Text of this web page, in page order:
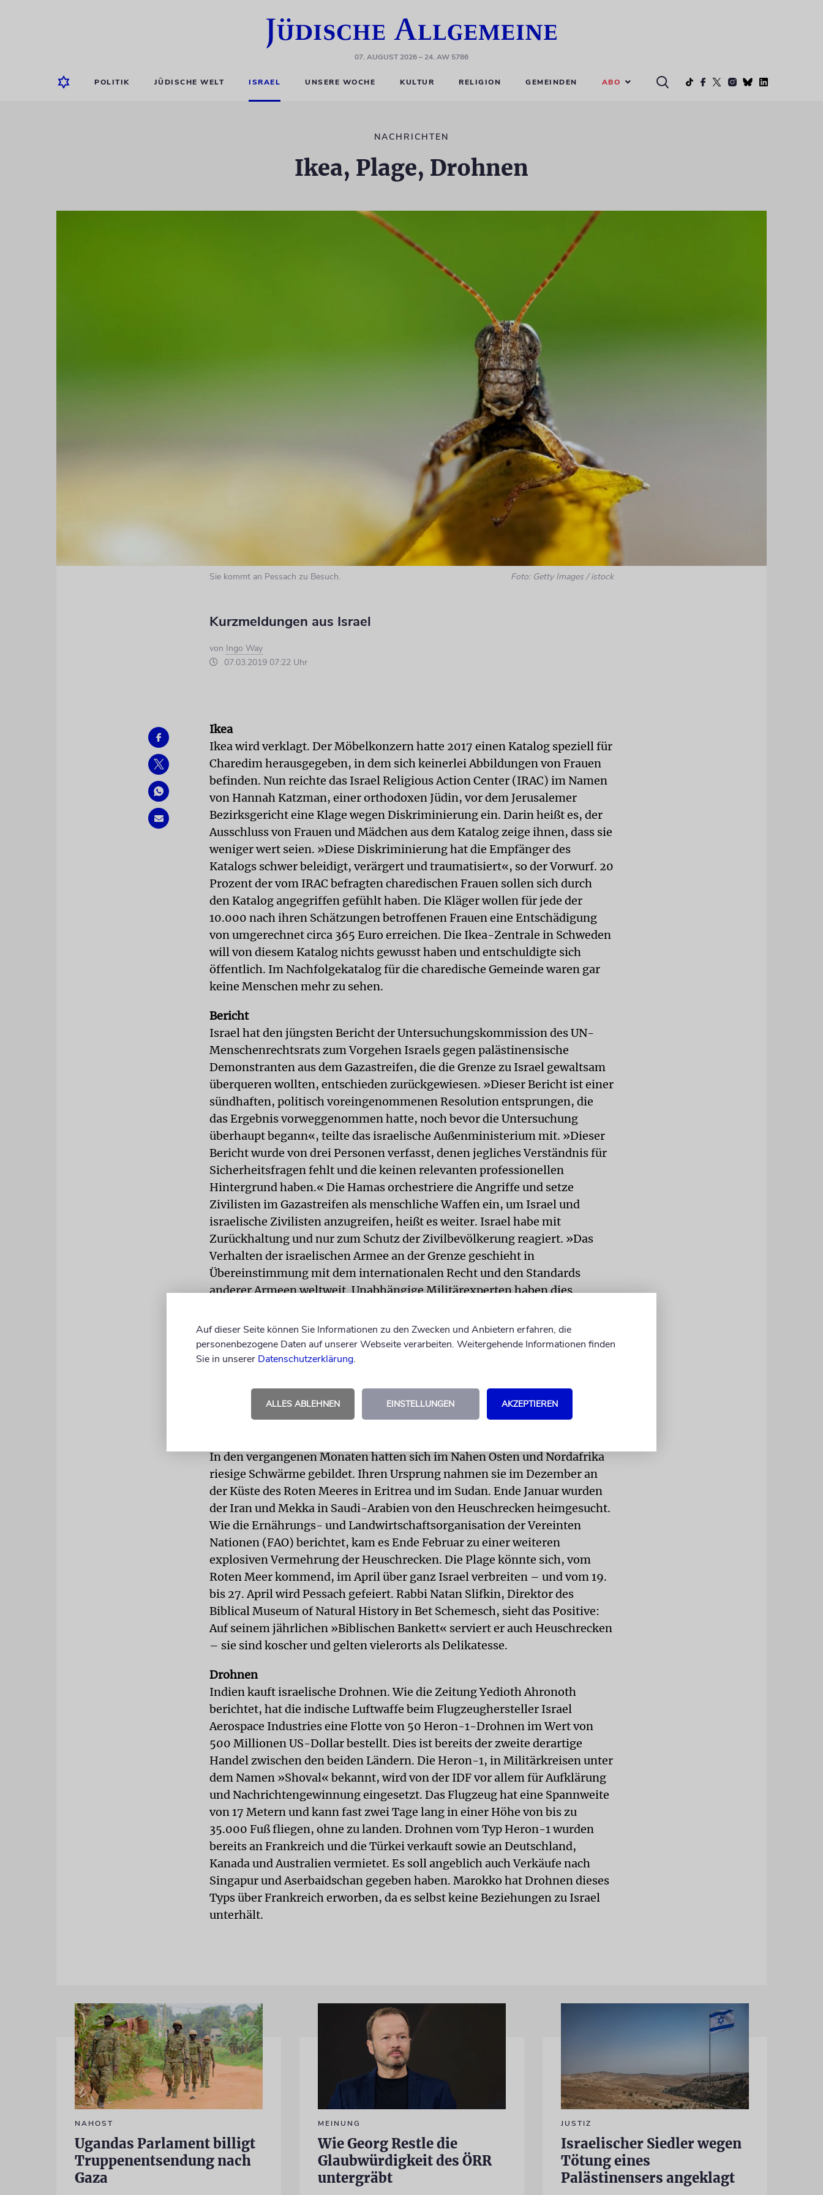
07. AUGUST 2026– 24. AW 5786
POLITIK JÜDISCHE WELT ISRAEL UNSERE WOCHE KULTUR RELIGION GEMEINDEN ABO
NACHRICHTEN
Ikea, Plage, Drohnen
Sie kommt an Pessach zu Besuch. Foto: Getty Images / istock
Kurzmeldungen aus Israel
von Ingo Way
07.03.2019 07:22 Uhr
Ikea
Ikea wird verklagt. Der Möbelkonzern hatte 2017 einen Katalog speziell für
Charedim herausgegeben, in dem sich keinerlei Abbildungen von Frauen
befinden. Nun reichte das Israel Religious Action Center (IRAC) im Namen
von Hannah Katzman, einer orthodoxen Jüdin, vor dem Jerusalemer
Bezirksgericht eine Klage wegen Diskriminierung ein. Darin heißt es, der
Ausschluss von Frauen und Mädchen aus dem Katalog zeige ihnen, dass sie
weniger wert seien. »Diese Diskriminierung hat die Empfänger des
Katalogs schwer beleidigt, verärgert und traumatisiert«, so der Vorwurf. 20
Prozent der vom IRAC befragten charedischen Frauen sollen sich durch
den Katalog angegriffen gefühlt haben. Die Kläger wollen für jede der
10.000 nach ihren Schätzungen betroffenen Frauen eine Entschädigung
von umgerechnet circa 365 Euro erreichen. Die Ikea-Zentrale in Schweden
will von diesem Katalog nichts gewusst haben und entschuldigte sich
öffentlich. Im Nachfolgekatalog für die charedische Gemeinde waren gar
keine Menschen mehr zu sehen.
Bericht
Israel hat den jüngsten Bericht der Untersuchungskommission des UN-
Menschenrechtsrats zum Vorgehen Israels gegen palästinensische
Demonstranten aus dem Gazastreifen, die die Grenze zu Israel gewaltsam
überqueren wollten, entschieden zurückgewiesen. »Dieser Bericht ist einer
sündhaften, politisch voreingenommenen Resolution entsprungen, die
das Ergebnis vorweggenommen hatte, noch bevor die Untersuchung
überhaupt begann«, teilte das israelische Außenministerium mit. »Dieser
Bericht wurde von drei Personen verfasst, denen jegliches Verständnis für
Sicherheitsfragen fehlt und die keinen relevanten professionellen
Hintergrund haben.« Die Hamas orches­triere die Angriffe und setze
Zivilisten im Gazastreifen als menschliche Waffen ein, um Israel und
israelische Zivilisten anzugreifen, heißt es weiter. Israel habe mit
Zurückhaltung und nur zum Schutz der Zivilbevölkerung reagiert. »Das
Verhalten der israelischen Armee an der Grenze geschieht in
Übereinstimmung mit dem internationalen Recht und den Standards
anderer Armeen weltweit. Unabhängige Militärexperten haben dies
juristische Institution.« Israel werde weiterhin seine Bürger vor diesen
Angriffen schützen, »trotz der Auffassung des Menschenrechtsrats, dass
Israel nicht das Recht habe, seine Grenzen zu verteidigen«. Israel ruft alle
ignorieren.
In den vergangenen Monaten hatten sich im Nahen Osten und Nordafrika
riesige Schwärme gebildet. Ihren Ursprung nahmen sie im Dezember an
der Küste des Roten Meeres in Eritrea und im Sudan. Ende Januar wurden
der Iran und Mekka in Saudi-Arabien von den Heuschrecken heimgesucht.
Wie die Ernährungs- und Landwirtschaftsorganisation der Vereinten
Nationen (FAO) berichtet, kam es Ende Februar zu einer weiteren
explosiven Vermehrung der Heuschrecken. Die Plage könnte sich, vom
Roten Meer kommend, im April über ganz Israel verbreiten – und vom 19.
bis 27. April wird Pessach gefeiert. Rabbi Natan Slifkin, Direktor des
Biblical Museum of Natural History in Bet Schemesch, sieht das Positive:
Auf seinem jährlichen »Biblischen Bankett« serviert er auch Heuschrecken
– sie sind koscher und gelten vielerorts als Delikatesse.
Drohnen
Indien kauft israelische Drohnen. Wie die Zeitung Yedioth Ahronoth
berichtet, hat die indische Luftwaffe beim Flugzeughersteller Israel
Aerospace Industries eine Flotte von 50 Heron-1-Drohnen im Wert von
500 Millionen US-Dollar bestellt. Dies ist bereits der zweite derartige
Handel zwischen den beiden Ländern. Die Heron-1, in Militärkreisen unter
dem Namen »Shoval« bekannt, wird von der IDF vor allem für Aufklärung
und Nachrichtengewinnung eingesetzt. Das Flugzeug hat eine Spannweite
von 17 Metern und kann fast zwei Tage lang in einer Höhe von bis zu
35.000 Fuß fliegen, ohne zu landen. Drohnen vom Typ Heron-1 wurden
bereits an Frankreich und die Türkei verkauft sowie an Deutschland,
Kanada und Australien vermietet. Es soll angeblich auch Verkäufe nach
Singapur und Aserbaidschan gegeben haben. Marokko hat Drohnen dieses
Typs über Frankreich erworben, da es selbst keine Beziehungen zu Israel
unterhält.
NAHOST
Ugandas Parlament billigt
Truppenentsendung nach
Gaza
MEINUNG
Wie Georg Restle die
Glaubwürdigkeit des ÖRR
untergräbt
JUSTIZ
Israelischer Siedler wegen
Tötung eines
Palästinensers angeklagt
Auf dieser Seite können Sie Informationen zu den Zwecken und Anbietern erfahren, die
personenbezogene Daten auf unserer Webseite verarbeiten. Weitergehende Informationen finden
Sie in unserer Datenschutzerklärung.
ALLES ABLEHNEN EINSTELLUNGEN AKZEPTIEREN